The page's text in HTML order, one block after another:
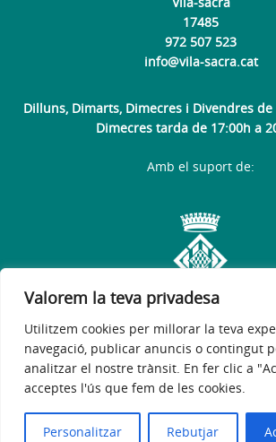
Valorem la teva privadesa
Utilitzem cookies per millorar la teva
navegació, publicar anuncis o contingut
analitzar el nostre trànsit. En fer clic a
acceptes l'ús que fem de les cookies.
Personalitzar Rebutjar
17485
972 507 523
info@vila-sacra.cat
Dilluns, Dimarts, Dimecres i Divendres de
Dimecres tarda de 17:00h a
Avís legal Política de privacitat
Accessibilitat
© 2026
Amb el suport de: